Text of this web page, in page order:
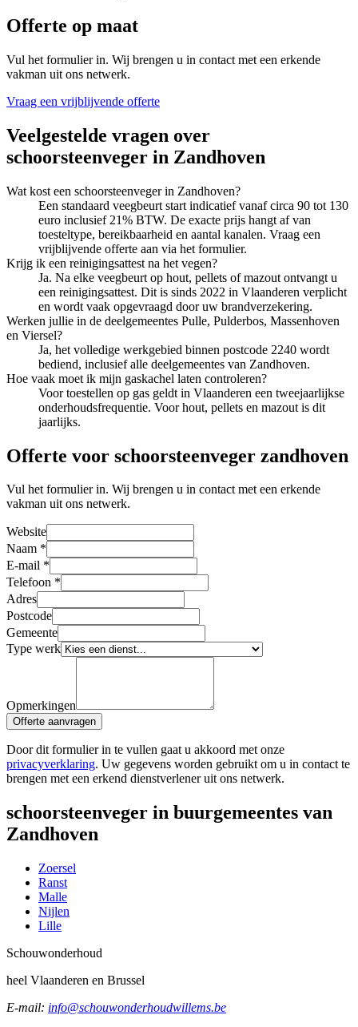
Offerte op maat
Vul het formulier in. Wij brengen u in contact met een erkende
vakman uit ons netwerk.
Vraag een vrijblijvende offerte
Veelgestelde vragen over
schoorsteenveger in Zandhoven
Wat kost een schoorsteenveger in Zandhoven?
Een standaard veegbeurt start indicatief vanaf circa 90 tot 130
euro inclusief 21% BTW. De exacte prijs hangt af van
toesteltype, bereikbaarheid en aantal kanalen. Vraag een
vrijblijvende offerte aan via het formulier.
Krijg ik een reinigingsattest na het vegen?
Ja. Na elke veegbeurt op hout, pellets of mazout ontvangt u
een reinigingsattest. Dit is sinds 2022 in Vlaanderen verplicht
en wordt vaak opgevraagd door uw brandverzekering.
Werken jullie in de deelgemeentes Pulle, Pulderbos, Massenhoven
en Viersel?
Ja, het volledige werkgebied binnen postcode 2240 wordt
bediend, inclusief alle deelgemeentes van Zandhoven.
Hoe vaak moet ik mijn gaskachel laten controleren?
Voor toestellen op gas geldt in Vlaanderen een tweejaarlijkse
onderhoudsfrequentie. Voor hout, pellets en mazout is dit
jaarlijks.
Offerte voor schoorsteenveger zandhoven
Vul het formulier in. Wij brengen u in contact met een erkende
vakman uit ons netwerk.
Website
Naam *
E-mail *
Telefoon *
Adres
Postcode
Gemeente
Type werk
Opmerkingen
Offerte aanvragen
Door dit formulier in te vullen gaat u akkoord met onze
privacyverklaring. Uw gegevens worden gebruikt om u in contact te
brengen met een erkend dienstverlener uit ons netwerk.
schoorsteenveger in buurgemeentes van
Zandhoven
Zoersel
Ranst
Malle
Nijlen
Lille
Schouwonderhoud
heel Vlaanderen en Brussel
E-mail: info@schouwonderhoudwillems.be